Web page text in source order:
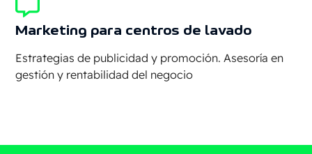
Marketing para centros de lavado
Estrategias de publicidad y promoción. Asesoría en
gestión y rentabilidad del negocio